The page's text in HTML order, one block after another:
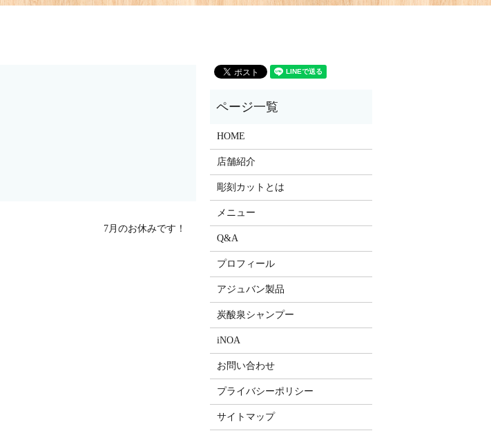
7月のお休みです！
HOME
店舗紹介
彫刻カットとは
メニュー
Q&A
プロフィール
アジュバン製品
炭酸泉シャンプー
iNOA
お問い合わせ
プライバシーポリシー
サイトマップ